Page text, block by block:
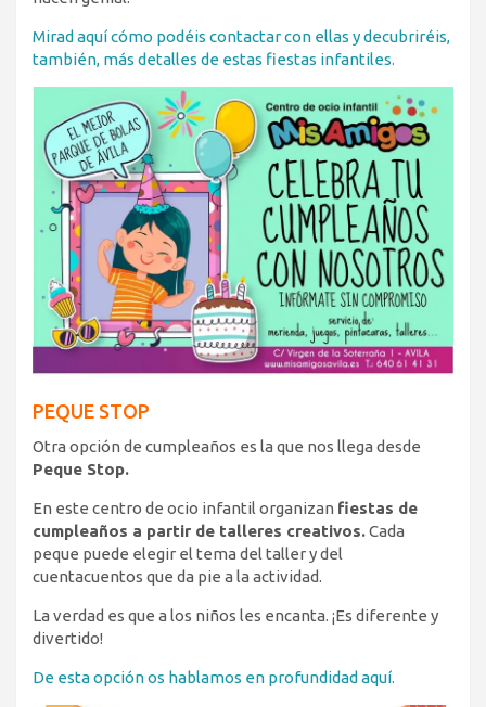
Mirad aquí cómo podéis contactar con ellas y decubriréis,
también, más detalles de estas fiestas infantiles.
PEQUE STOP
Otra opción de cumpleaños es la que nos llega desde
Peque Stop.
En este centro de ocio infantil organizan fiestas de
cumpleaños a partir de talleres creativos.Cada
peque puede elegir el tema del taller y del
cuentacuentos que da pie a la actividad.
La verdad es que a los niños les encanta. ¡Es diferente y
divertido!
De esta opción os hablamos en profundidad aquí.